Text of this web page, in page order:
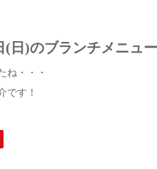
(日)のブランチメニュ
ね・・・
です！